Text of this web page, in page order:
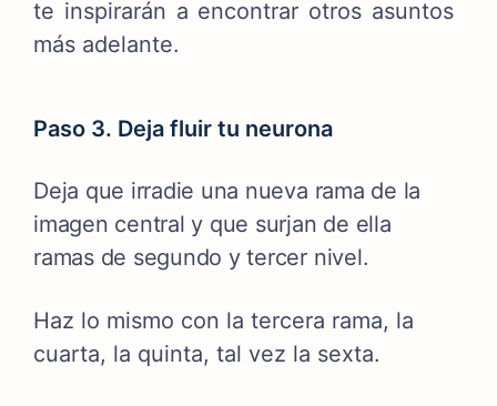
te inspirarán a encontrar otros asuntos
más adelante.
Paso 3. Deja fluir tu neurona
Deja que irradie una nueva rama de la
imagen central y que surjan de ella
ramas de segundo y tercer nivel.
Haz lo mismo con la tercera rama, la
cuarta, la quinta, tal vez la sexta.